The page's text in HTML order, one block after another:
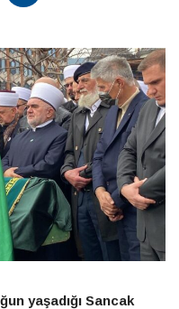
yaşadığı Sancak